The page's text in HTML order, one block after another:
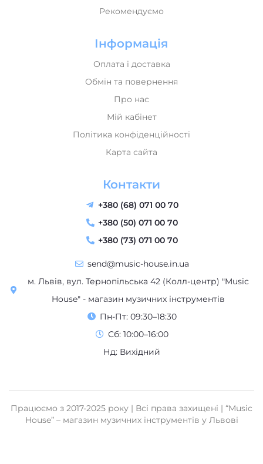
Оплата і доставка
Обмін та повернення
Про нас
Мій кабінет
Політика конфіденційності
Карта сайта
+380 (68) 071 00 70
+380 (50) 071 00 70
+380 (73) 071 00 70
send@music-house.in.ua
м. Львів, вул. Тернопільська 42 (Колл-центр) "Music
House" - магазин музичних інструментів
Пн-Пт: 09:30–18:30
Сб: 10:00–16:00
Нд: Вихідний
Працюємо з 2017-2025 року | Всі права захищені | “Music
House” – магазин музичних інструментів у Львові